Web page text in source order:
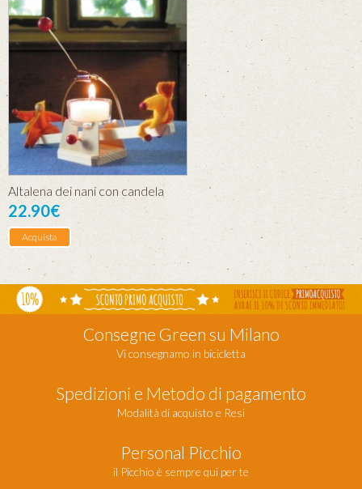
Altalena dei nani con candela
22.90€
Acquista
Consegne Green su Milano
Vi consegnamo in bicicletta
Spedizioni e Metodo di pagamento
Modalità di acquisto e Resi
Personal Picchio
il Picchio è sempre qui per te